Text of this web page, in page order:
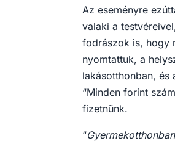
Az eseményre
valaki a
fodrászok is, hogy
nyomtattuk, a
lakásotthonban, és
“Minden forint
fizetnünk.
“